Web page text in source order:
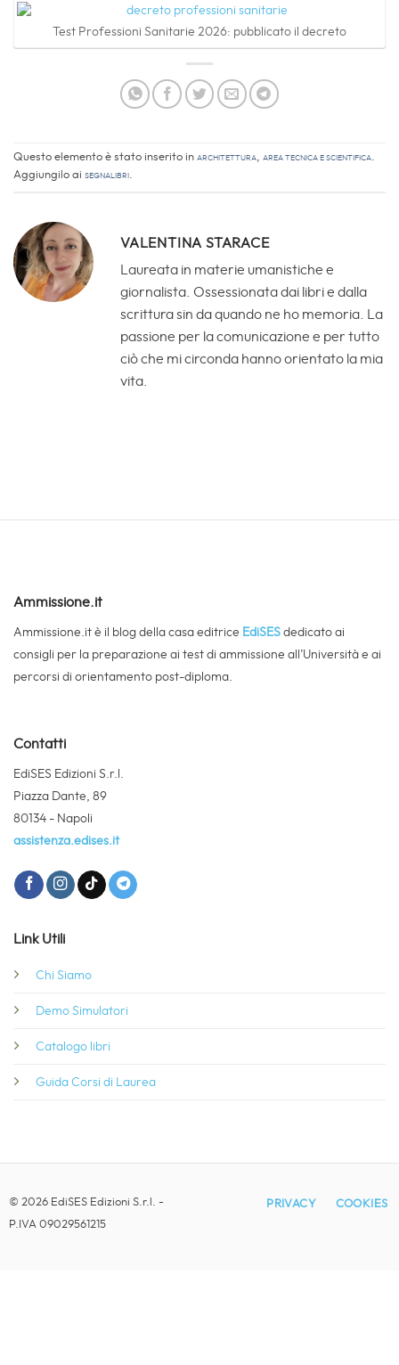
VALENTINA STARACE
Laureata in materie umanistiche e
giornalista. Ossessionata dai libri e dalla
Piazza Dante, 89
80134 - Napoli
assistenza.edises.it
Link Utili
Demo Simulatori
Guida Corsi di Laurea
© 2026 EdiSES Edizioni S.r.l. -